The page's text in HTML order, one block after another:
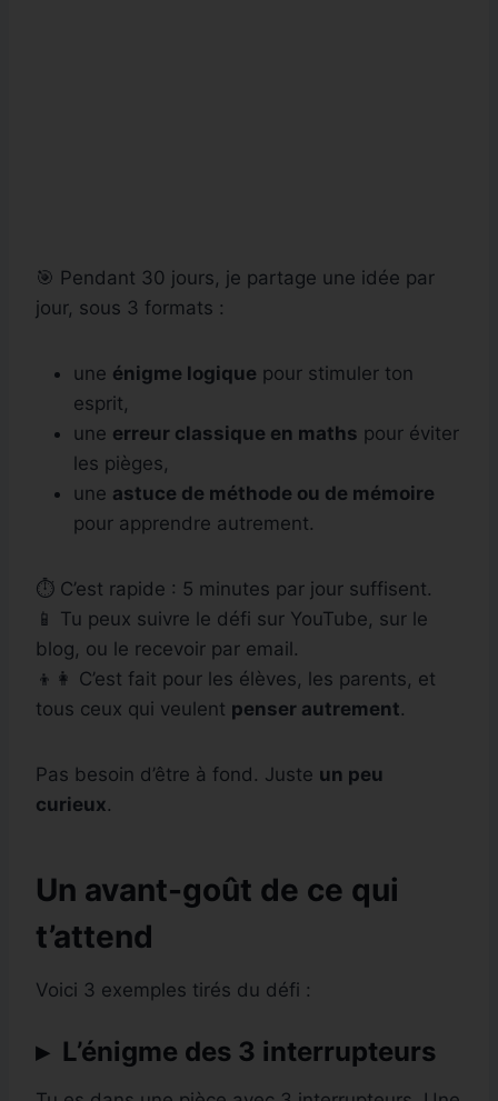
🎯 Pendant 30 jours, je partage une idée par
jour, sous 3 formats :
une énigme logique pour stimuler ton
esprit,
une erreur classique en maths pour éviter
les pièges,
une astuce de méthode ou de mémoire
pour apprendre autrement.
⏱️ C’est rapide : 5 minutes par jour suffisent.
📱 Tu peux suivre le défi sur YouTube, sur le
blog, ou le recevoir par email.
👦👩 C’est fait pour les élèves, les parents, et
tous ceux qui veulent penser autrement.
Pas besoin d’être à fond. Juste un peu
curieux.
Un avant-goût de ce qui
t’attend
Voici 3 exemples tirés du défi :
▸ L’énigme des 3 interrupteurs